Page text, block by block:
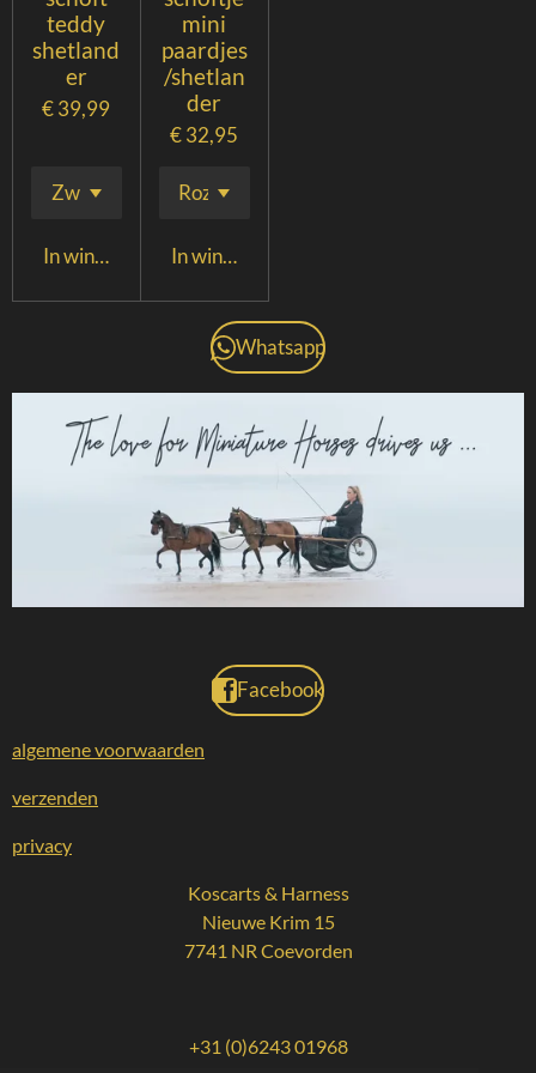
teddy
shetland
er
€ 39,99
In winkelwagen
mini
paardjes
/shetlan
der
€ 32,95
In winkelwagen
Whatsapp
Facebook
algemene voorwaarden
verzenden
privacy
Koscarts & Harness
Nieuwe Krim 15
7741 NR Coevorden
+31 (0)6243 01968